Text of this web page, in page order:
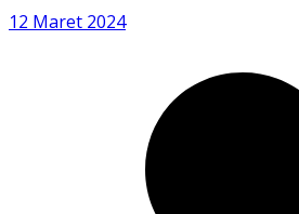
12 Maret 2024